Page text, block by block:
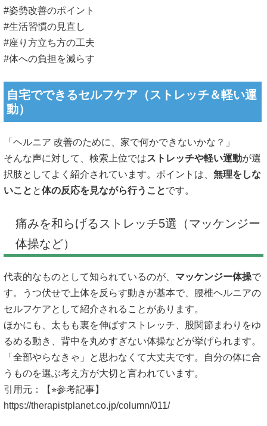
#姿勢改善のポイント
#生活習慣の見直し
#座り方立ち方の工夫
#体への負担を減らす
自宅でできるセルフケア（ストレッチ＆軽い運
動）
「ヘルニア 改善のために、家で何かできないかな？」
そんな声に対して、検索上位ではストレッチや軽い運動が選
択肢としてよく紹介されています。ポイントは、 無理をしな
いこと と体の反応を見ながら行うことです。
痛みを和らげるストレッチ5選（マッケンジー
体操など）
代表的なものとして知られているのが、 マッケンジー体操で
す。うつ伏せで上体を反らす動きが基本で、腰椎ヘルニアの
セルフケアとして紹介されることがあります。
ほかにも、太もも裏を伸ばすストレッチ、股関節まわりをゆ
るめる動き、背中を丸めすぎない体操などが挙げられます。
「全部やらなきゃ」と思わなくて大丈夫です。自分の体に合
うものを選ぶ考え方が大切と言われています。
引用元：【⭐︎参考記事】
https://therapistplanet.co.jp/column/011/